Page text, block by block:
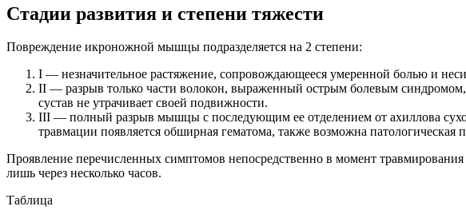
Стадии развития и степени тяжести
Повреждение икроножной мышцы подразделяется на 2 степени:
I — незначительное растяжение, сопровождающееся умеренной болью и
II — разрыв только части волокон, выраженный острым болевым
сустав не утрачивает своей подвижности.
III — полный разрыв мышцы с последующим ее отделением от ахиллова
травмации появляется обширная гематома, также возможна патологическая
Проявление перечисленных симптомов непосредственно в момент
лишь через несколько часов.
Таблица